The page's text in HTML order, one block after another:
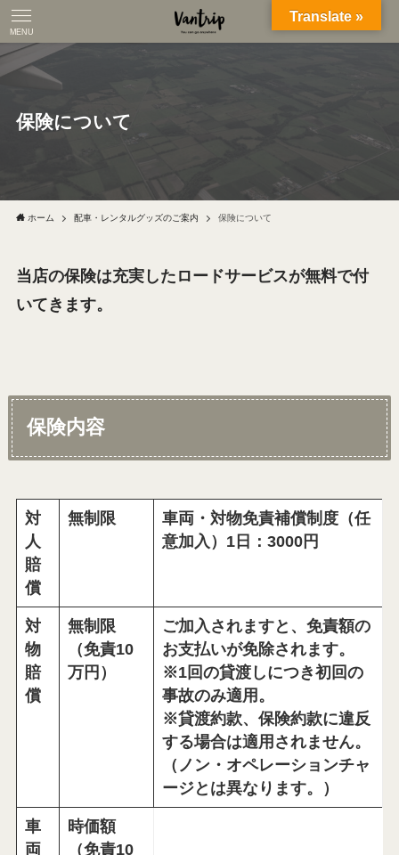
MENU
保険について
ホーム 配車・レンタルグッズのご案内 保険について
当店の保険は充実したロードサービスが無料で付
いてきます。
保険内容
対
人
賠
償
無制限
車両・対物免責補償制度（任
意加入）1日：3000円
対
物
賠
償
無制限
（免責10
万円）
ご加入されますと、免責額の
お支払いが免除されます。
※1回の貸渡しにつき初回の
事故のみ適用。
※貸渡約款、保険約款に違反
する場合は適用されません。
（ノン・オペレーションチャ
ージとは異なります。）
車
両
時価額
（免責10
Translate »